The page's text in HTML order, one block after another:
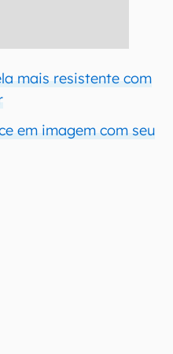
mais resistente com
em imagem com seu